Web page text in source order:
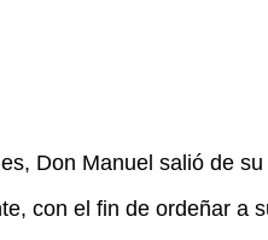
Don Manuel salió de
con el fin de ordeñar a